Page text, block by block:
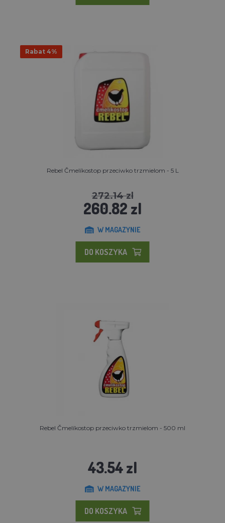
Rabat 4%
Rebel Čmelíkostop przeciwko trzmielom - 5 L
272.14 zl
260.82 zl
W MAGAZYNIE
DO KOSZYKA
Rebel Čmelíkostop przeciwko trzmielom - 500 ml
43.54 zl
W MAGAZYNIE
DO KOSZYKA